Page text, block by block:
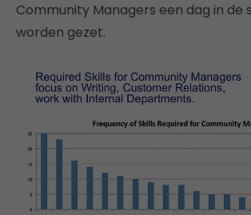
Community Managers een dag in de
worden gezet.